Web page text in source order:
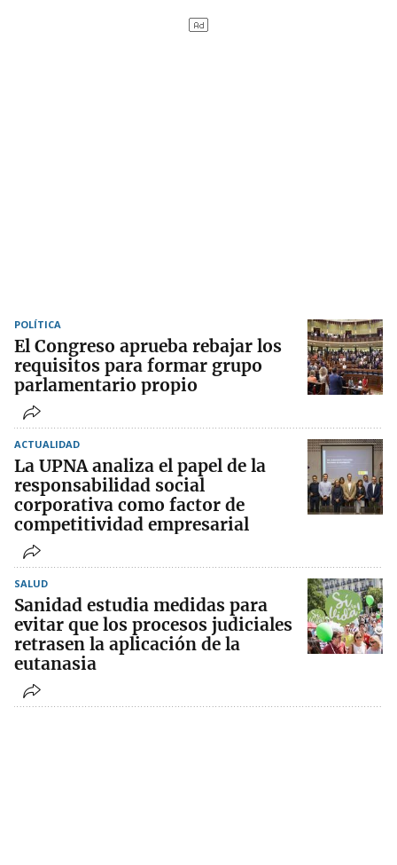
POLÍTICA
El Congreso aprueba rebajar los
requisitos para formar grupo
parlamentario propio
ACTUALIDAD
La UPNA analiza el papel de la
responsabilidad social
corporativa como factor de
competitividad empresarial
SALUD
Sanidad estudia medidas para
evitar que los procesos judiciales
retrasen la aplicación de la
eutanasia